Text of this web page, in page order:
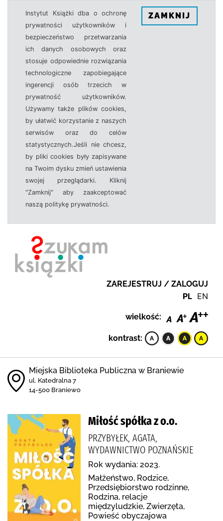
Instytut Książki dba o ochronę
prywatności użytkowników i
bezpieczeństwo przetwarzania
ich danych osobowych oraz
stosuje odpowiednie rozwiązania
technologiczne zapobiegające
ingerencji osób trzecich w
prywatność użytkowników.
Używamy także plików cookies,
by ułatwić korzystanie z naszych
serwisów oraz do celów
statystycznych.Jeśli nie chcesz,
by pliki cookies były zapisywane
na Twoim dysku zmień ustawienia
swojej przeglądarki. Kliknij
"Zamknij" aby zaakceptować
naszą politykę prywatności.
ZAMKNIJ
ZAREJESTRUJ / ZALOGUJ
PL EN
wielkość:
kontrast:
Miejska Biblioteka Publiczna w Braniewie
ul. Katedralna 7
14-500 Braniewo
Miłość spółka z o.o.
PRZYBYŁEK, AGATA,
WYDAWNICTWO POZNAŃSKIE
Rok wydania: 2023.
Małżeństwo, Rodzice,
Przedsiębiorstwo rodzinne,
Rodzina, relacje
międzyludzkie, Zwierzęta,
Powieść obyczajowa